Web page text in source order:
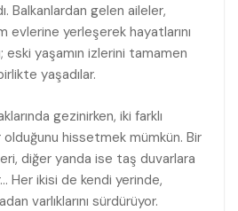
Balkanlardan gelen aileler,
evlerine yerleşerek hayatlarını
eski yaşamın izlerini tamamen
yaşadılar.
gezinirken, iki farklı
olduğunu hissetmek mümkün. Bir
diğer yanda ise taş duvarlara
Her ikisi de kendi yerinde,
varlıklarını sürdürüyor.